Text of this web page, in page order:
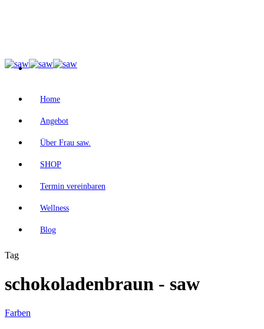
Home
Angebot
Über Frau saw.
SHOP
Termin vereinbaren
Wellness
Blog
Tag
schokoladenbraun - saw
Farben